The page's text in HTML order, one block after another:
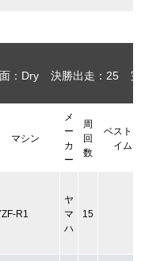
：Dry 決勝出走：25
マシン
メ
ー
カ
ー
周
回
数
ベストタ
イム
R1
ヤ
マ
ハ
15